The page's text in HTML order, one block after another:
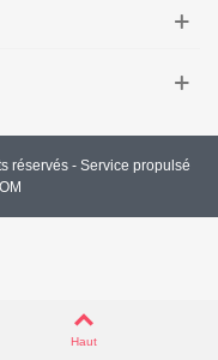
réservés - Service propulsé
Haut